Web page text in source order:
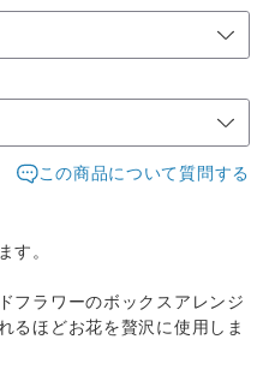
この商品について質問する
す。
フラワーのボックスアレンジ
るほどお花を贅沢に使用しま